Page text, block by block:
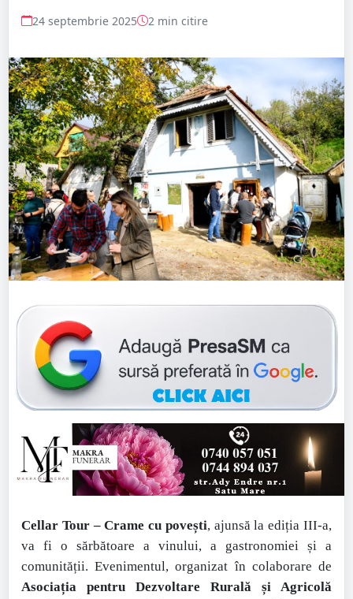
24 septembrie 2025 2 min citire
Cellar Tour – Crame cu povești, ajunsă la ediția III-a,
va fi o sărbătoare a vinului, a gastronomiei și a
comunității. Evenimentul, organizat în colaborare de
Asociația pentru Dezvoltare Rurală și Agricolă